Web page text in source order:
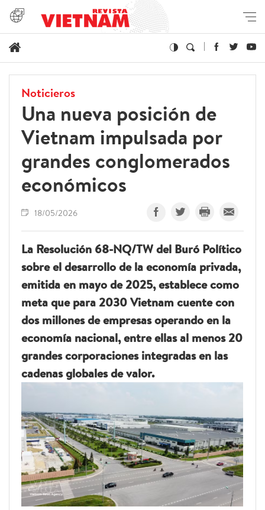
Noticieros
Una nueva posición de
Vietnam impulsada por
grandes conglomerados
económicos
18/05/2026
La Resolución 68-NQ/TW del Buró Político
sobre el desarrollo de la economía privada,
emitida en mayo de 2025, establece como
meta que para 2030 Vietnam cuente con
dos millones de empresas operando en la
economía nacional, entre ellas al menos 20
grandes corporaciones integradas en las
cadenas globales de valor.